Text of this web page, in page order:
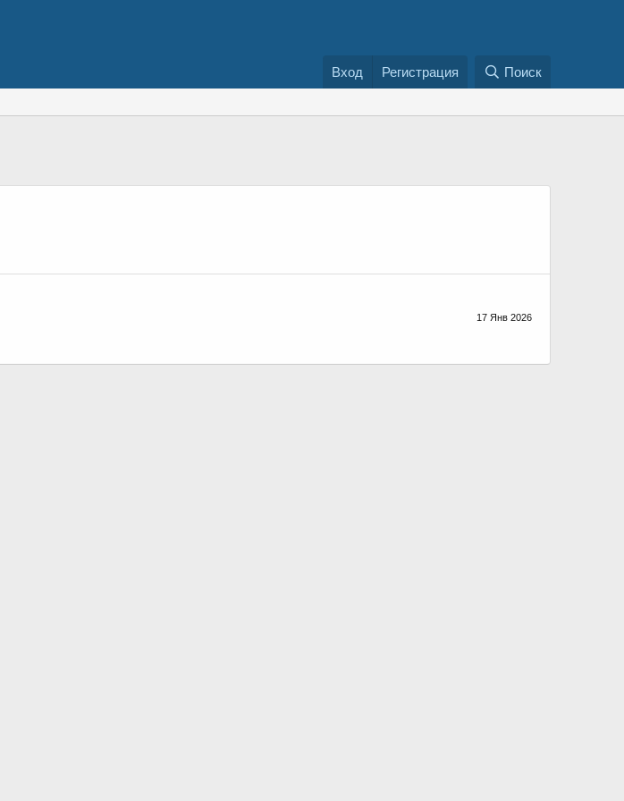
Вход Регистрация Поиск
17 Янв 2026